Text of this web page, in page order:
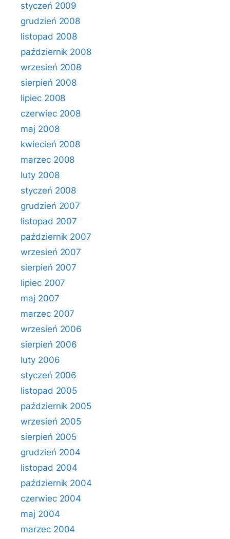
styczeń 2009
grudzień 2008
listopad 2008
październik 2008
wrzesień 2008
sierpień 2008
lipiec 2008
czerwiec 2008
maj 2008
kwiecień 2008
marzec 2008
luty 2008
styczeń 2008
grudzień 2007
listopad 2007
październik 2007
wrzesień 2007
sierpień 2007
lipiec 2007
maj 2007
marzec 2007
wrzesień 2006
sierpień 2006
luty 2006
styczeń 2006
listopad 2005
październik 2005
wrzesień 2005
sierpień 2005
grudzień 2004
listopad 2004
październik 2004
czerwiec 2004
maj 2004
marzec 2004